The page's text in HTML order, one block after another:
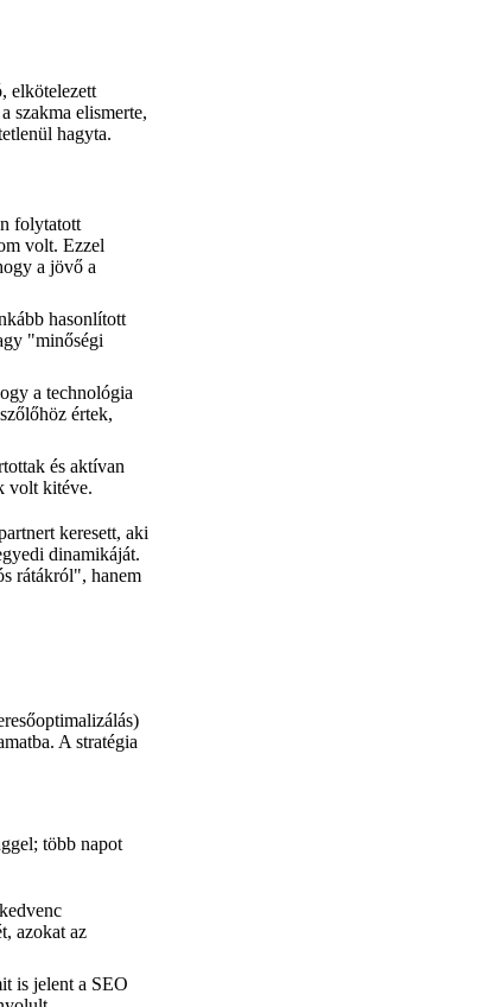
elkötelezett
szakma elismerte,
hagyta.
folytatott
volt. Ezzel
a jövő a
hasonlított
"minőségi
a technológia
értek,
és aktívan
volt kitéve.
keresett, aki
dinamikáját.
rátákról", hanem
A stratégia
több napot
azokat az
is jelent a SEO